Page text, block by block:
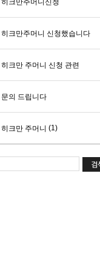
히크만주머니신청
히크만주머니 신청했습니다
히크만 주머니 신청 관련
문의 드립니다
히크만 주머니 (1)